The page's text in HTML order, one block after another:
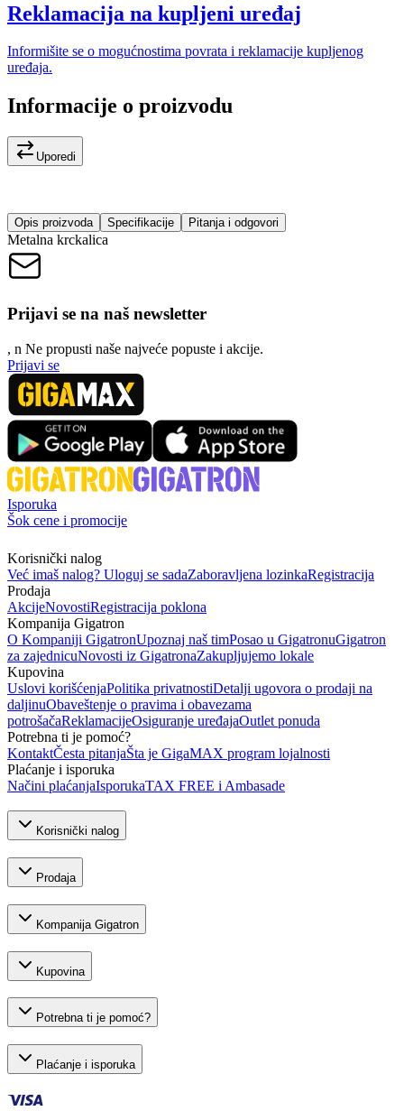
Reklamacija na kupljeni uređaj
Informišite se o mogućnostima povrata i reklamacije kupljenog
uređaja.
Informacije o proizvodu
Uporedi
Opis proizvoda Specifikacije Pitanja i odgovori
Metalna krckalica
Prijavi se na naš newsletter
, n Ne propusti naše najveće popuste i akcije.
Prijavi se
Isporuka
Šok cene i promocije
Korisnički nalog
Već imaš nalog? Uloguj se sadaZaboravljena lozinkaRegistracija
Prodaja
AkcijeNovostiRegistracija poklona
Kompanija Gigatron
O Kompaniji GigatronUpoznaj naš timPosao u GigatronuGigatron
za zajednicuNovosti iz GigatronaZakupljujemo lokale
Kupovina
Uslovi korišćenjaPolitika privatnostiDetalji ugovora o prodaji na
daljinuObaveštenje o pravima i obavezama
potrošačaReklamacijeOsiguranje uređajaOutlet ponuda
Potrebna ti je pomoć?
KontaktČesta pitanjaŠta je GigaMAX program lojalnosti
Plaćanje i isporuka
Načini plaćanjaIsporukaTAX FREE i Ambasade
Korisnički nalog
Prodaja
Kompanija Gigatron
Kupovina
Potrebna ti je pomoć?
Plaćanje i isporuka